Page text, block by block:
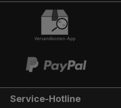
integriert werden. Die
separaten und
Hintertür:Auf der
Hintertür integrieren. Die
immer die gleiche Farbe,
vorne. Außenmaterial:
Firma Trespa Bei
der TürfarbeGeben Sie
Service-Hotline